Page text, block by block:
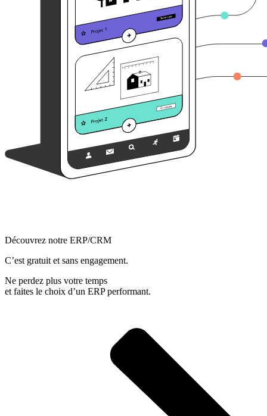
Découvrez notre ERP/CRM
C’est gratuit et sans engagement.
Ne perdez plus votre temps
et faites le choix d’un ERP performant.